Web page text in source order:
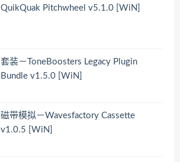
QuikQuak Pitchwheel v5.1.0 [WiN]
套装－ToneBoosters Legacy Plugin
Bundle v1.5.0 [WiN]
磁带模拟－Wavesfactory Cassette
v1.0.5 [WiN]